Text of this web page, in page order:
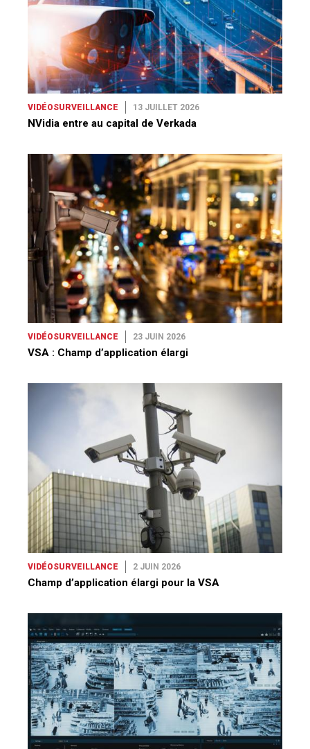
VIDÉOSURVEILLANCE 13 JUILLET 2026
NVidia entre au capital de Verkada
VIDÉOSURVEILLANCE 23 JUIN 2026
VSA : Champ d’application élargi
VIDÉOSURVEILLANCE 2 JUIN 2026
Champ d’application élargi pour la VSA